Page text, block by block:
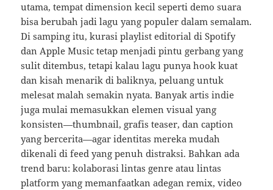
utama, tempat dimension kecil seperti demo suara
bisa berubah jadi lagu yang populer dalam semalam.
Di samping itu, kurasi playlist editorial di Spotify
dan Apple Music tetap menjadi pintu gerbang yang
sulit ditembus, tetapi kalau lagu punya hook kuat
dan kisah menarik di baliknya, peluang untuk
melesat malah semakin nyata. Banyak artis indie
juga mulai memasukkan elemen visual yang
konsisten—thumbnail, grafis teaser, dan caption
yang bercerita—agar identitas mereka mudah
dikenali di feed yang penuh distraksi. Bahkan ada
trend baru: kolaborasi lintas genre atau lintas
platform yang memanfaatkan adegan remix, video